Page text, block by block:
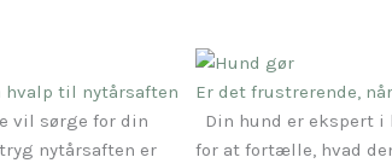
hvalp til nytårsaften
vil sørge for din
nytårsaften er
Er det frustrerende,
Din hund er ekspert
for at fortælle, hvad